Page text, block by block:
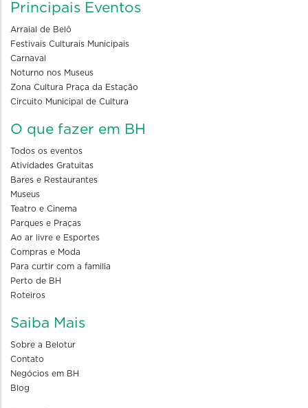
Principais Eventos
Arraial de Belô
Festivais Culturais Municipais
Carnaval
Noturno nos Museus
Zona Cultura Praça da Estação
Circuito Municipal de Cultura
O que fazer em BH
Todos os eventos
Atividades Gratuitas
Bares e Restaurantes
Museus
Teatro e Cinema
Parques e Praças
Ao ar livre e Esportes
Compras e Moda
Para curtir com a familia
Perto de BH
Roteiros
Saiba Mais
Sobre a Belotur
Contato
Negócios em BH
Blog